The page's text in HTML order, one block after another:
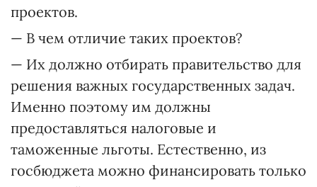
проектов.
— В чем отличие таких проектов?
— Их должно отбирать правительство для
решения важных государственных задач.
Именно поэтому им должны
предоставляться налоговые и
таможенные льготы. Естественно, из
госбюджета можно финансировать только